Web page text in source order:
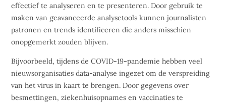
effectief te analyseren en te presenteren. Door gebruik te
maken van geavanceerde analysetools kunnen journalisten
patronen en trends identificeren die anders misschien
onopgemerkt zouden blijven.
Bijvoorbeeld, tijdens de COVID-19-pandemie hebben veel
nieuwsorganisaties data-analyse ingezet om de verspreiding
van het virus in kaart te brengen. Door gegevens over
besmettingen, ziekenhuisopnames en vaccinaties te